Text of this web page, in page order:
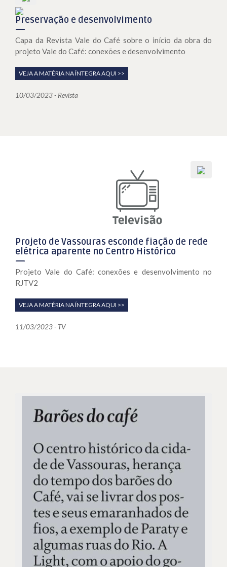
Preservação e desenvolvimento
Capa da Revista Vale do Café sobre o início da obra do
projeto Vale do Café: conexões e desenvolvimento
VEJA A MATÉRIA NA ÍNTEGRA AQUI >>
10/03/2023 - Revista
Projeto de Vassouras esconde fiação de rede
elétrica aparente no Centro Histórico
Projeto Vale do Café: conexões e desenvolvimento no
RJTV2
VEJA A MATÉRIA NA ÍNTEGRA AQUI >>
11/03/2023 - TV